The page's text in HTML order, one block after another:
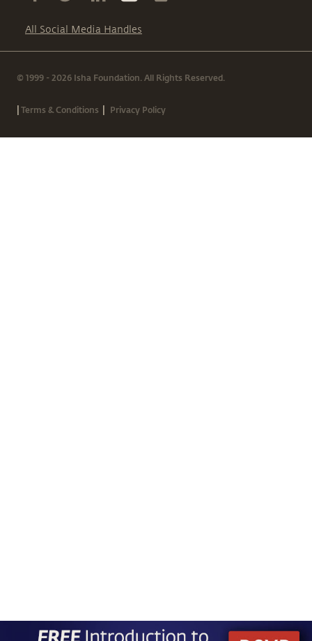
All Social Media Handles
© 1999 - 2026 Isha Foundation. All Rights Reserved.
|Terms & Conditions | Privacy Policy